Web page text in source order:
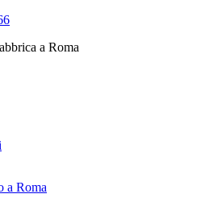
a Roma